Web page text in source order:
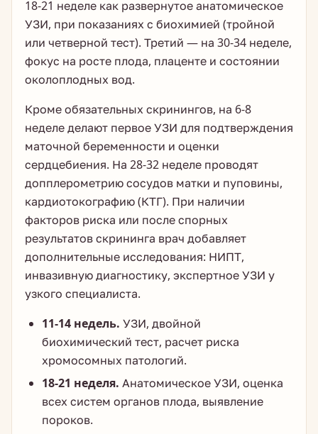
18-21 неделе как развернутое анатомическое
УЗИ, при показаниях с биохимией (тройной
или четверной тест). Третий — на 30-34 неделе,
фокус на росте плода, плаценте и состоянии
околоплодных вод.
Кроме обязательных скринингов, на 6-8
неделе делают первое УЗИ для подтверждения
маточной беременности и оценки
сердцебиения. На 28-32 неделе проводят
допплерометрию сосудов матки и пуповины,
кардиотокографию (КТГ). При наличии
факторов риска или после спорных
результатов скрининга врач добавляет
дополнительные исследования: НИПТ,
инвазивную диагностику, экспертное УЗИ у
узкого специалиста.
11-14 недель. УЗИ, двойной
биохимический тест, расчет риска
хромосомных патологий.
18-21 неделя. Анатомическое УЗИ, оценка
всех систем органов плода, выявление
пороков.